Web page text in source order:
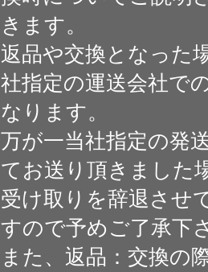
きます。
返品や交換となった
社指定の運送会社で
なります。
万が一当社指定の発
てお送り頂きました
受け取りを辞退させ
すので予めご了承下
また、返品：交換の